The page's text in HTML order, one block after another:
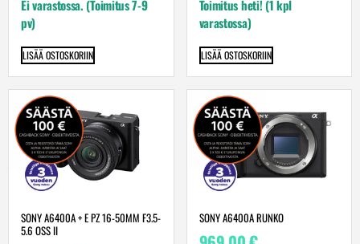
Ei varastossa. (Toimitus 7-9
pv)
LISÄÄ OSTOSKORIIN
Toimitus heti! (1 kpl
varastossa)
LISÄÄ OSTOSKORIIN
SONY A6400A + E PZ 16-50MM F3.5-
5.6 OSS II
SONY A6400A RUNKO